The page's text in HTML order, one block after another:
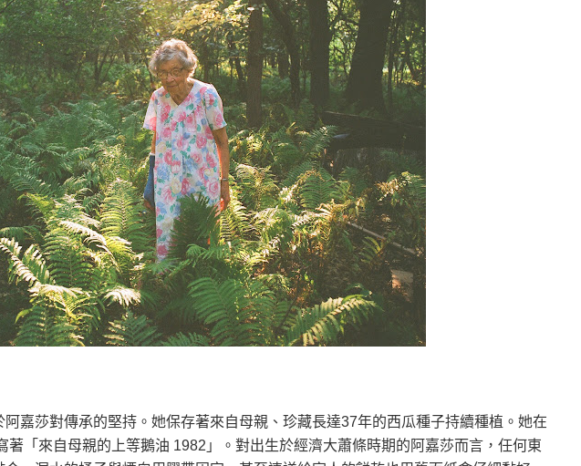
嘉莎對傳承的堅持。她保存著來自母親、珍藏長達37年的西瓜種子持續種植。她在
「來自母親的上等鵝油 1982」。對出生於經濟大蕭條時期的阿嘉莎而言，任何東